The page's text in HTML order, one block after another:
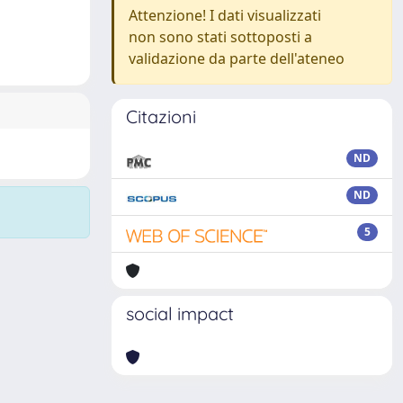
Attenzione! I dati visualizzati
non sono stati sottoposti a
validazione da parte dell'ateneo
Citazioni
ND
ND
5
social impact